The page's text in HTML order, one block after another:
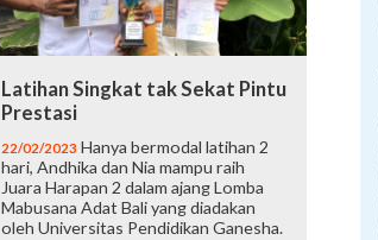
Latihan Singkat tak Sekat Pintu
Prestasi
22/02/2023 Hanya bermodal latihan 2
hari, Andhika dan Nia mampu raih
Juara Harapan 2 dalam ajang Lomba
Mabusana Adat Bali yang diadakan
oleh Universitas Pendidikan Ganesha.